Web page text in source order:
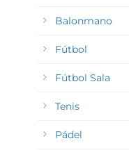
Balonmano
Fútbol
Fútbol Sala
Tenis
Pádel